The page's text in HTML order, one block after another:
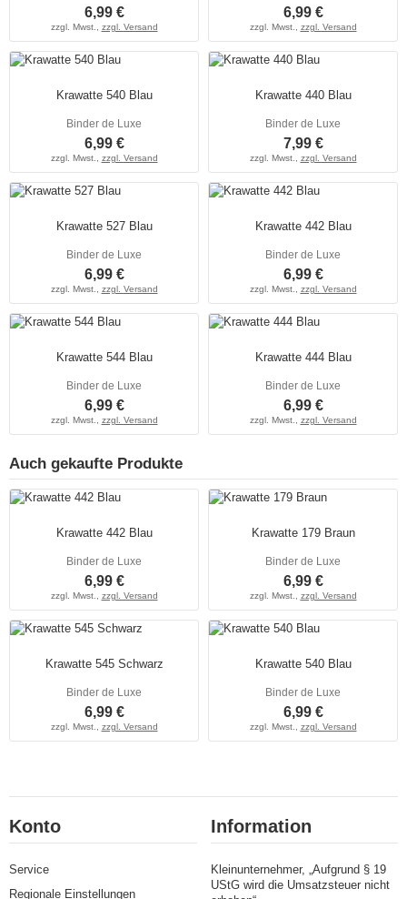
6,99 €
zzgl. Mwst., zzgl. Versand
6,99 €
zzgl. Mwst., zzgl. Versand
Krawatte 540 Blau
Binder de Luxe
6,99 €
zzgl. Mwst., zzgl. Versand
Krawatte 440 Blau
Binder de Luxe
7,99 €
zzgl. Mwst., zzgl. Versand
Krawatte 527 Blau
Binder de Luxe
6,99 €
zzgl. Mwst., zzgl. Versand
Krawatte 442 Blau
Binder de Luxe
6,99 €
zzgl. Mwst., zzgl. Versand
Krawatte 544 Blau
Binder de Luxe
6,99 €
zzgl. Mwst., zzgl. Versand
Krawatte 444 Blau
Binder de Luxe
6,99 €
zzgl. Mwst., zzgl. Versand
Auch gekaufte Produkte
Krawatte 442 Blau
Binder de Luxe
6,99 €
zzgl. Mwst., zzgl. Versand
Krawatte 179 Braun
Binder de Luxe
6,99 €
zzgl. Mwst., zzgl. Versand
Krawatte 545 Schwarz
Binder de Luxe
6,99 €
zzgl. Mwst., zzgl. Versand
Krawatte 540 Blau
Binder de Luxe
6,99 €
zzgl. Mwst., zzgl. Versand
Konto
Service
Regionale Einstellungen
Information
Kleinunternehmer, „Aufgrund § 19
UStG wird die Umsatzsteuer nicht